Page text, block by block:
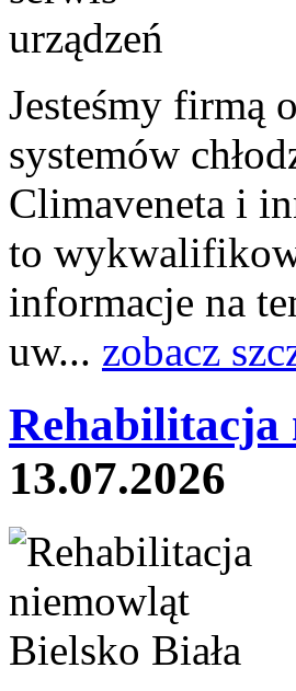
Jesteśmy firmą
systemów
Climaveneta i
to
informacje na
uw... zobacz
Rehabilitacja
13.07.2026